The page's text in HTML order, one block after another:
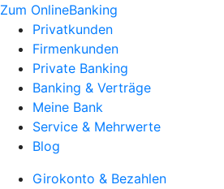
Zum OnlineBanking
Privatkunden
Firmenkunden
Private Banking
Banking & Verträge
Meine Bank
Service & Mehrwerte
Blog
Girokonto & Bezahlen